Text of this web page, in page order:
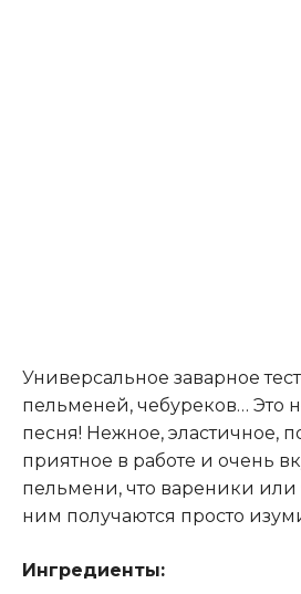
Универсальное заварное
пельменей, чебуреков… Это
песня! Нежное, эластичное,
приятное в работе и очень
пельмени, что вареники или
ним получаются просто
Ингредиенты: